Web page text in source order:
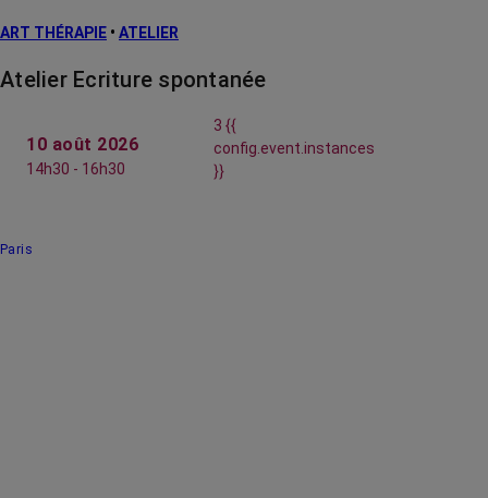
ART THÉRAPIE • ATELIER
Atelier Ecriture spontanée
10 août 2026
14h30 - 16h30
3 {{
config.event.instances
}}
Paris